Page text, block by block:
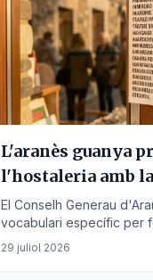
L'aranès guanya
l'hostaleria amb
didem'
El Conselh Generau
vocabulari específic per
pròpia.
29 juliol 2026